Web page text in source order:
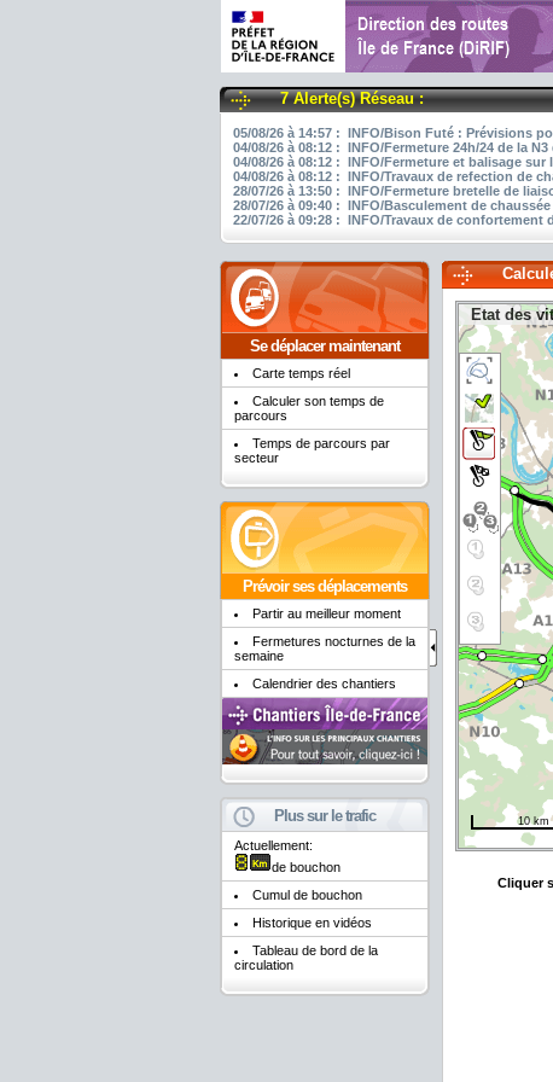
7 Alerte(s) Réseau :
05/08/26 à 14:57 : INFO/Bison Futé : Prévisions
04/08/26 à 08:12 : INFO/Fermeture 24h/24 de la
04/08/26 à 08:12 : INFO/Fermeture et balisage
04/08/26 à 08:12 : INFO/Travaux de refection de
28/07/26 à 13:50 : INFO/Fermeture bretelle de
28/07/26 à 09:40 : INFO/Basculement de
22/07/26 à 09:28 : INFO/Travaux de
Se déplacer maintenant
Carte temps réel
Calculer son temps de
parcours
Temps de parcours par
secteur
Prévoir ses déplacements
Partir au meilleur moment
Fermetures nocturnes de la
semaine
Calendrier des chantiers
Plus sur le trafic
Actuellement:
de bouchon
Cumul de bouchon
Historique en vidéos
Tableau de bord de la
circulation
10 km
Etat des